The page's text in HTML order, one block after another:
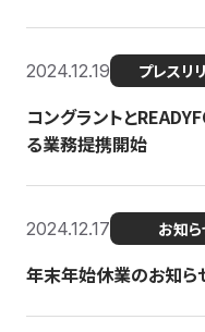
2024.12.19 プレスリ
コングラントと
る業務提携開始
2024.12.17 お知ら
年末年始休業のお知ら